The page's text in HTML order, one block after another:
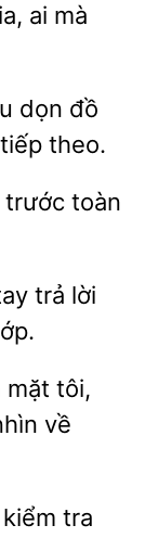
ai mà
dọn đồ
tiếp theo.
toàn
trả
mặt
về
tra